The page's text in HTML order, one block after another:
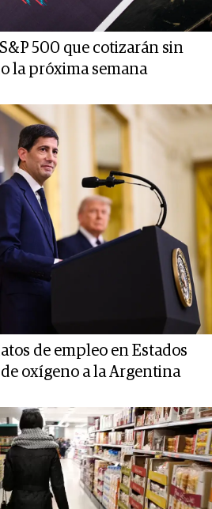
500 que cotizarán sin
la próxima semana
de empleo en Estados
oxígeno a la Argentina